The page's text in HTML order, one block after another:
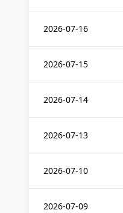
2026-07-16
2026-07-15
2026-07-14
2026-07-13
2026-07-10
2026-07-09